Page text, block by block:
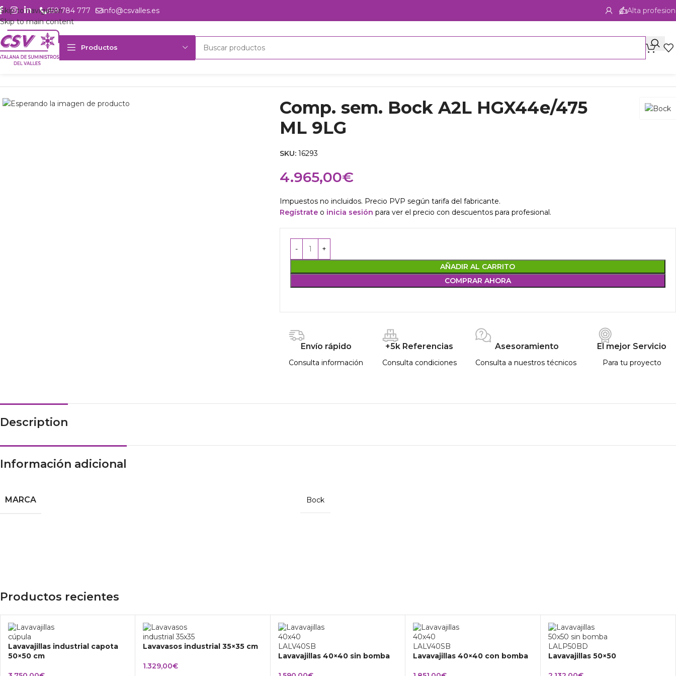
Skip to navigation
Skip to main content
659 784 777 info@csvalles.es Alta
Productos
Inicio Productos
Comp. sem. Bock A2L HGX44e/475
ML 9LG
SKU: 16293
4.965,00€
Impuestos no incluidos. Precio PVP según tarifa del fabricante.
Regístrateo inicia sesión para ver el precio con descuentos para profesional.
AÑADIR AL CARRITO
COMPRAR AHORA
Envío rápido
Consulta información
+5k Referencias
Consulta condiciones
Asesoramiento
Consulta a nuestros técnicos
El mejor Servicio
Para tu proyecto
Description
Información adicional
MARCA Bock
Productos recientes
Lavavajillas industrial capota
50×50 cm
Lavavasos industrial 35×35 cm
1.329,00€
Lavavajillas 40×40 sin bomba Lavavajillas 40×40 con bomba Lavavajillas 50×50